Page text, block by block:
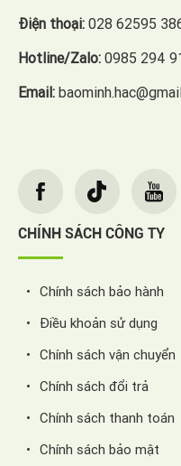
Điện thoại: 028 62595
Hotline/Zalo: 0985 294
Email:
CHÍNH SÁCH CÔNG TY
Chính sách bảo hành
Điều khoản sử dụng
Chính sách vận chuyển
Chính sách đổi trả
Chính sách thanh toán
Chính sách bảo mật